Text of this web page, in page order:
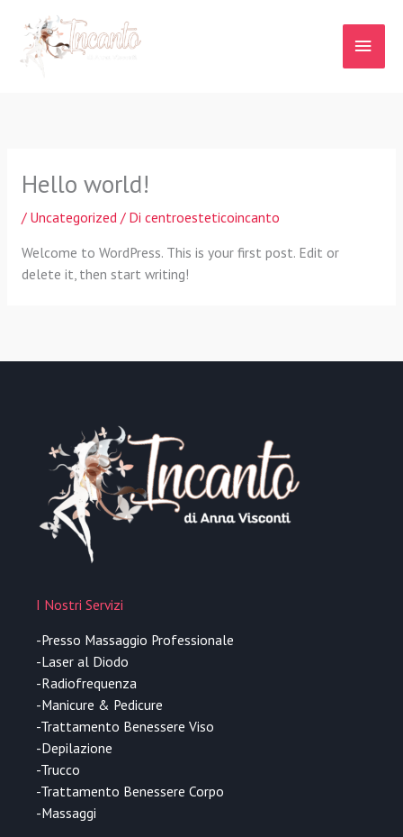
contenuto
Hello world!
/ Uncategorized/ Di centroesteticoincanto
Welcome to WordPress. This is your first post. Edit or
delete it, then start writing!
I Nostri Servizi
-Presso Massaggio Professionale
-Laser al Diodo
-Radiofrequenza
-Manicure & Pedicure
-Trattamento Benessere Viso
-Depilazione
-Trucco
-Trattamento Benessere Corpo
-Massaggi